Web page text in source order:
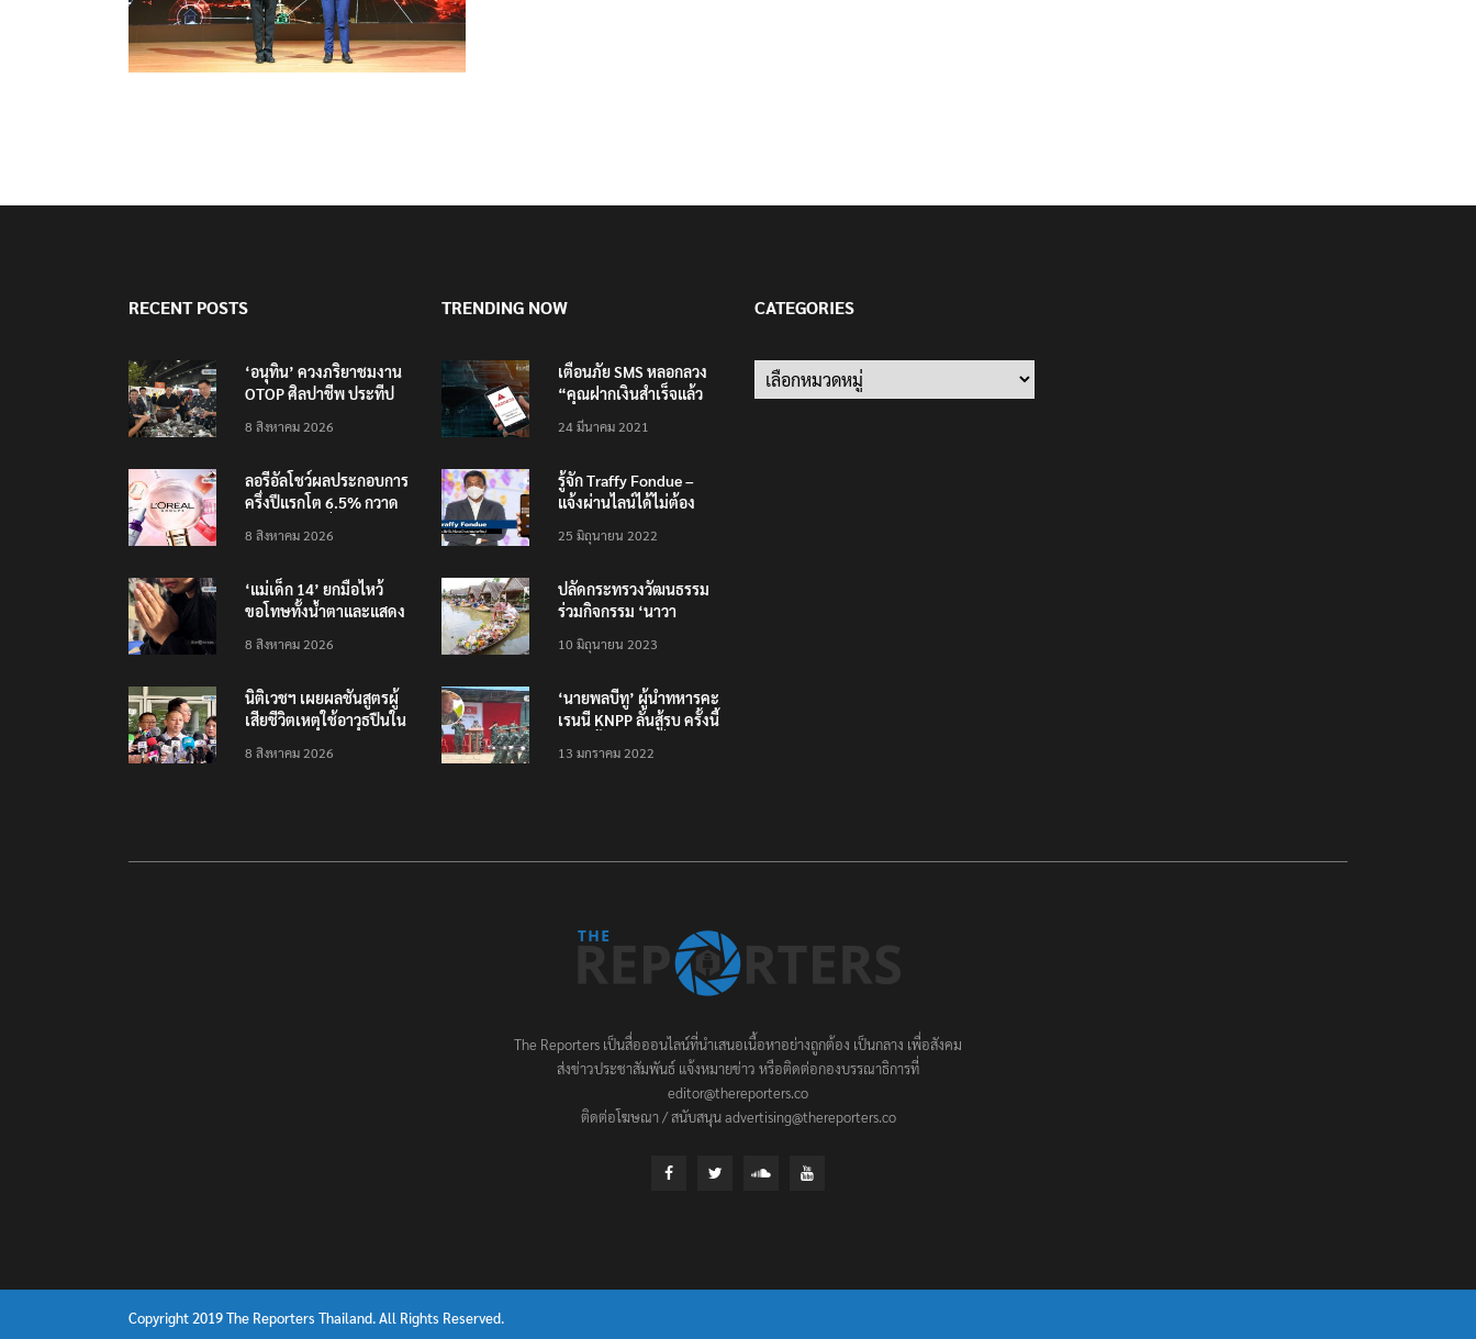
RECENT POSTS
‘อนุทิน’ ควงภริยาชมงาน
OTOP ศิลปาชีพ ประทีป
8 สิงหาคม 2026
ลอรีอัลโชว์ผลประกอบการ
ครึ่งปีแรกโต 6.5% กวาด
คว้าไลเซนส์ ‘กุชชี่’ 50 ปี
ตลาดไทย
8 สิงหาคม 2026
‘แม่เด็ก 14’ ยกมือไหว้
ขอโทษทั้งน้ำตาและแสดง
เสียชีวิต
8 สิงหาคม 2026
นิติเวชฯ เผยผลชันสูตรผู้
เสียชีวิตเหตุใช้อาวุธปืนใน
จุดสำคัญทั้งหมด
8 สิงหาคม 2026
TRENDING NOW
เตือนภัย SMS หลอกลวง
“คุณฝากเงินสำเร็จแล้ว
200,000 บาท”
24 มีนาคม 2021
รู้จัก Traffy Fondue –
แจ้งผ่านไลน์ได้ไม่ต้อง
ทั่วไทย ไม่ใช่แค่ในกรุง
25 มิถุนายน 2022
ปลัดกระทรวงวัฒนธรรม
ร่วมกิจกรรม ‘นาวา
ตักบาตรทางน้ำ
10 มิถุนายน 2023
‘นายพลบีทู’ ผู้นำทหารคะ
เรนนี KNPP ลั่นสู้รบ ครั้งนี้
ประชาชนต้องชนะ
13 มกราคม 2022
CATEGORIES
Categories
The Reporters เป็นสื่อออนไลน์ที่นำเสนอเนื้อหาอย่างถูกต้อง เป็นกลาง เพื่อสังคม
ส่งข่าวประชาสัมพันธ์ แจ้งหมายข่าว หรือติดต่อกองบรรณาธิการที่
editor@thereporters.co
ติดต่อโฆษณา / สนับสนุน advertising@thereporters.co
Copyright 2019 The Reporters Thailand. All Rights Reserved.